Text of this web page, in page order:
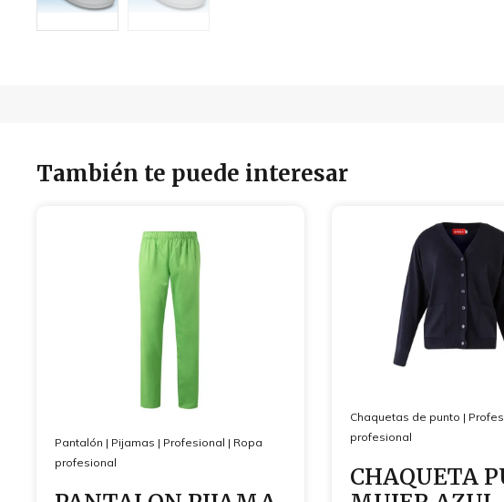
También te puede interesar
Pantalón | Pijamas | Profesional | Ropa
profesional
Chaquetas de punto |
profesional
CHAQUETA